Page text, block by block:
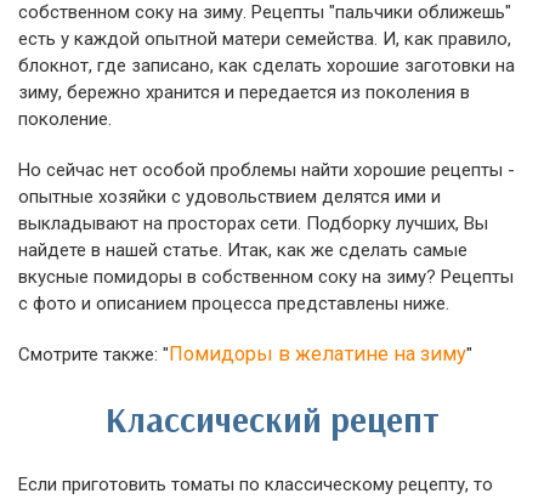
собственном соку на зиму. Рецепты "пальчики оближешь"
есть у каждой опытной матери семейства. И, как правило,
блокнот, где записано, как сделать хорошие заготовки на
зиму, бережно хранится и передается из поколения в
поколение.
Но сейчас нет особой проблемы найти хорошие рецепты -
опытные хозяйки с удовольствием делятся ими и
выкладывают на просторах сети. Подборку лучших, Вы
найдете в нашей статье. Итак, как же сделать самые
вкусные помидоры в собственном соку на зиму? Рецепты
с фото и описанием процесса представлены ниже.
Смотрите также: " Помидоры в желатине на зиму"
Классический рецепт
Если приготовить томаты по классическому рецепту, то